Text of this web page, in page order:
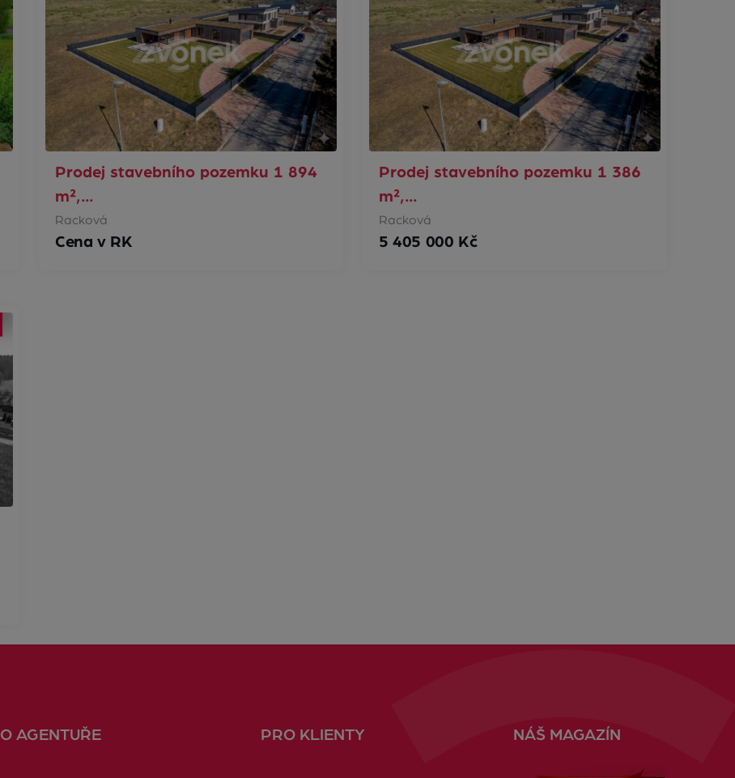
Prodej stavebního pozemku 1 894
m²,…
Racková
Cena v RK
Prodej stavebního pozemku 1 386
m²,…
Racková
5 405 000 Kč
O AGENTUŘE PRO KLIENTY NÁŠ MAGAZÍN